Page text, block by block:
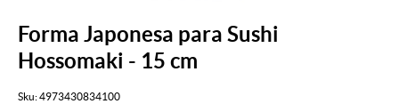
Forma Japonesa para Sushi
Hossomaki - 15 cm
Sku:4973430834100